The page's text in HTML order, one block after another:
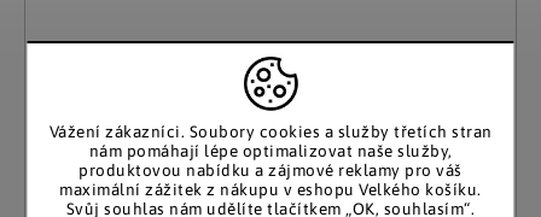
Vážení zákazníci. Soubory cookies a služby třetích stran
nám pomáhají lépe optimalizovat naše služby,
produktovou nabídku a zájmové reklamy pro váš
maximální zážitek z nákupu v eshopu Velkého košíku.
Svůj souhlas nám udělíte tlačítkem „OK, souhlasím“.